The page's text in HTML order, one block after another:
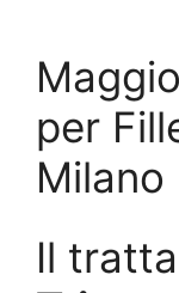
per
Milano
Il